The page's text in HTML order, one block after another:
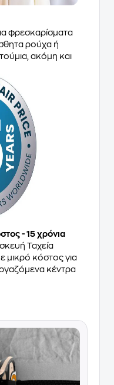
φρεσκαρίσματα
ρούχα ή
ακόμη και
- 15 χρόνια
Ταχεία
μικρό κόστος για
κέντρα